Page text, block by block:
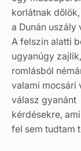
korlátnak dőlök,
a Dunán uszály
A felszín alatti
ugyanúgy zajlik,
romlásból
valami mocsári
válasz gyanánt
kérdésekre,
fel sem tudtam